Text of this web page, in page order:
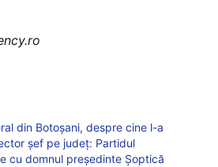
din Botoșani, despre cine l-a
șef pe județ: Partidul
cu domnul președinte Șoptică